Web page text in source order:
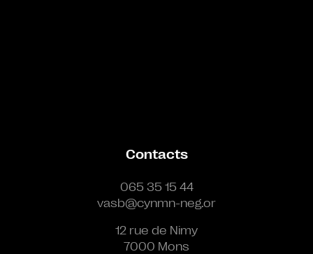
Contacts
065 35 15 44
vasb@cynmn-neg.or
12 rue de Nimy
7000 Mons